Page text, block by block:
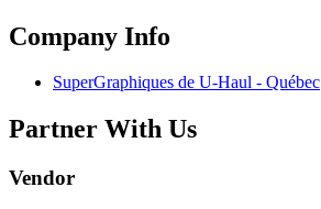
Company Info
SuperGraphiques de U-Haul - Québec
Partner With Us
Vendor